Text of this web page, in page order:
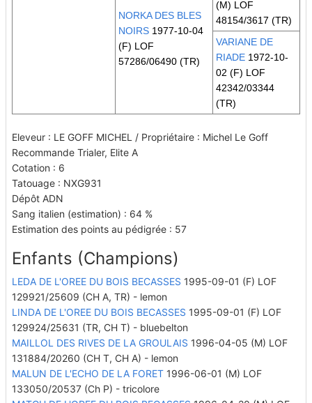
NORKA DES BLES
NOIRS 1977-10-04
(F) LOF
57286/06490 (TR)
(M) LOF
48154/3617 (TR)
VARIANE DE
RIADE 1972-10-
02 (F) LOF
42342/03344
(TR)
Eleveur : LE GOFF MICHEL / Propriétaire : Michel Le Goff
Recommande Trialer, Elite A
Cotation : 6
Tatouage : NXG931
Dépôt ADN
Sang italien (estimation) : 64 %
Estimation des points au pédigrée : 57
Enfants (Champions)
LEDA DE L'OREE DU BOIS BECASSES 1995-09-01 (F) LOF
129921/25609 (CH A, TR) - lemon
LINDA DE L'OREE DU BOIS BECASSES 1995-09-01 (F) LOF
129924/25631 (TR, CH T) - bluebelton
MAILLOL DES RIVES DE LA GROULAIS 1996-04-05 (M) LOF
131884/20260 (CH T, CH A) - lemon
MALUN DE L'ECHO DE LA FORET 1996-06-01 (M) LOF
133050/20537 (Ch P) - tricolore